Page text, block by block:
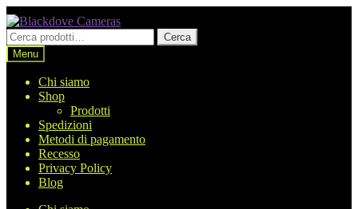
Vai
alla
navigazione
Vai
al
contenuto
Cerca:
Cerca
Menu
Chi siamo
Shop
Prodotti
Spedizioni
Metodi di pagamento
Recesso
Privacy Policy
Blog